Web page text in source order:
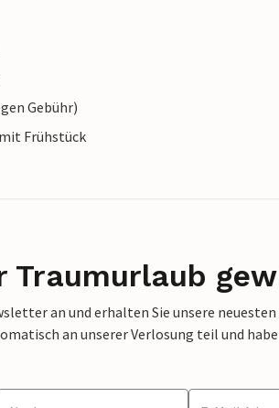
Gebühr)
Frühstück
Traumurlaub
an und erhalten Sie unsere
an unserer Verlosung teil und